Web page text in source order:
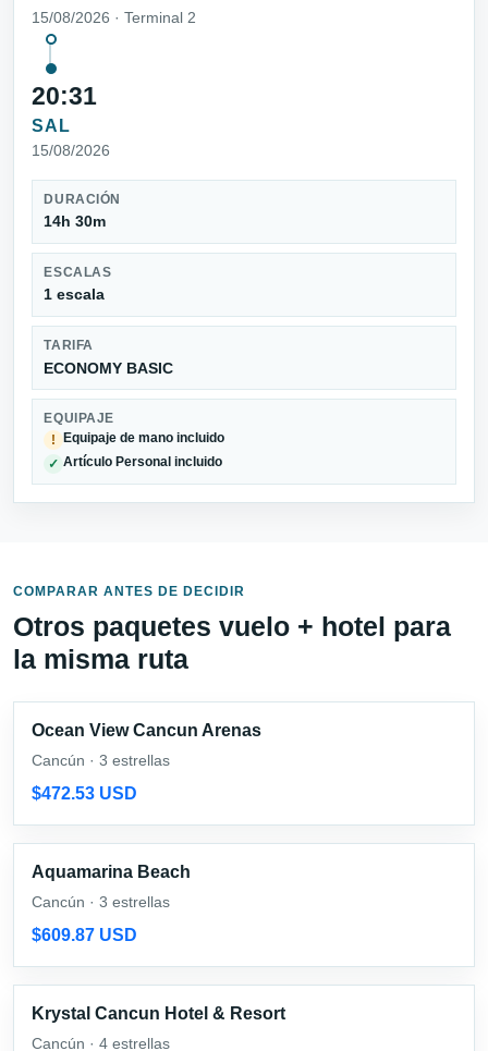
15/08/2026 · Terminal 2
20:31
SAL
15/08/2026
DURACIÓN
14h 30m
ESCALAS
1 escala
TARIFA
ECONOMY BASIC
EQUIPAJE
!
Equipaje de mano incluido
✓ Artículo Personal incluido
COMPARAR ANTES DE DECIDIR
Otros paquetes vuelo + hotel para
la misma ruta
Ocean View Cancun Arenas
Cancún · 3 estrellas
$472.53 USD
Aquamarina Beach
Cancún · 3 estrellas
$609.87 USD
Krystal Cancun Hotel & Resort
Cancún · 4 estrellas